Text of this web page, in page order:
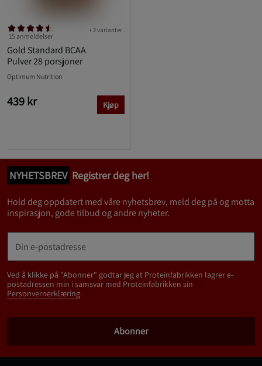
Gold Standard BCAA
Pulver 28 porsjoner
+ 2 varianter
15 anmeldelser
Optimum Nutrition
439 kr Kjøp
NYHETSBREV Registrer deg her!
Hold deg oppdatert med våre nyhetsbrev, meld deg på og motta
inspirasjon, gode tilbud og andre nyheter.
Ved å klikke på "Abonner" godtar jeg at Proteinfabrikken lagrer e-
postadressen min i samsvar med Proteinfabrikken sin
Personvernerklæring.
Abonner